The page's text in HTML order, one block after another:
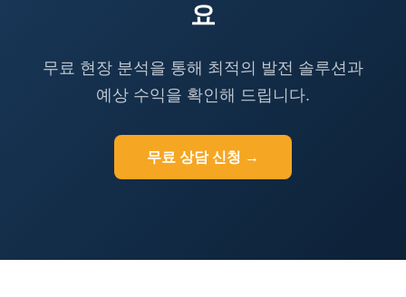
요
무료 현장 분석을 통해 최적의 발전 솔루션과
예상 수익을 확인해 드립니다.
무료 상담 신청 →